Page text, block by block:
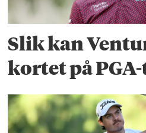
Slik kan
kortet på